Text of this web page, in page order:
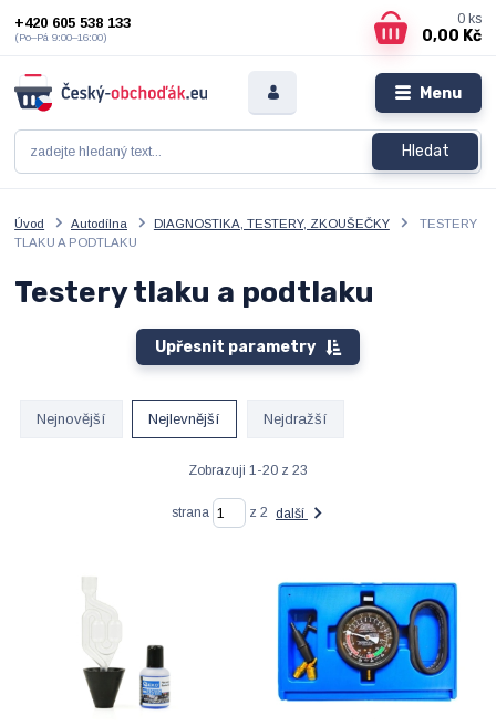
Menu
Hledat
+420 605 538 133
(Po–Pá 9:00–16:00)
0 ks
0,00 Kč
Úvod Autodílna DIAGNOSTIKA, TESTERY, ZKOUŠEČKY
TESTERY
TLAKU A PODTLAKU
Testery tlaku a podtlaku
Upřesnit parametry
Nejnovější Nejlevnější Nejdražší
Zobrazuji 1-20 z 23
strana z 2 další